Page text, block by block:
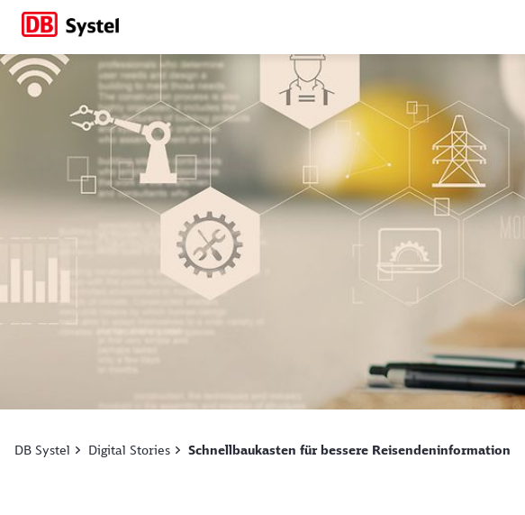
Schnellbaukasten für
DB Systel Digital Stories Schnellbaukasten für bessere Reisendeninformation